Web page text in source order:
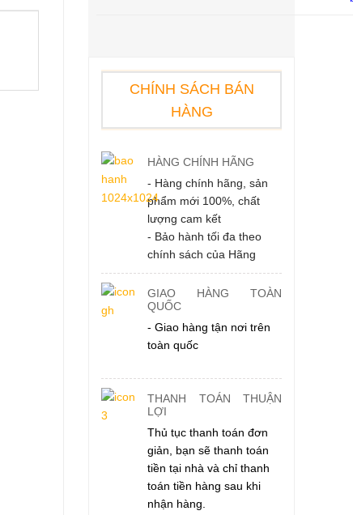
CHÍNH SÁCH BÁN
HÀNG
HÀNG CHÍNH HÃNG
- Hàng chính hãng, sản
phẩm mới 100%, chất
lượng cam kết
- Bảo hành tối đa theo
chính sách của Hãng
GIAO HÀNG TOÀN
QUỐC
- Giao hàng tận nơi trên
toàn quốc
THANH TOÁN THUẬN
LỢI
Thủ tục thanh toán đơn
giản, bạn sẽ thanh toán
tiền tại nhà và chỉ thanh
toán tiền hàng sau khi
nhận hàng.